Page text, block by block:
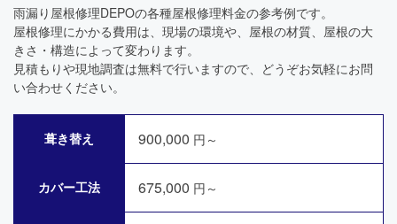
雨漏り屋根修理DEPOの各種屋根修理料金の参考例です。
屋根修理にかかる費用は、現場の環境や、屋根の材質、屋根の大
きさ・構造によって変わります。
見積もりや現地調査は無料で行いますので、どうぞお気軽にお問
い合わせください。
葺き替え 900,000 円～
カバー工法 675,000 円～